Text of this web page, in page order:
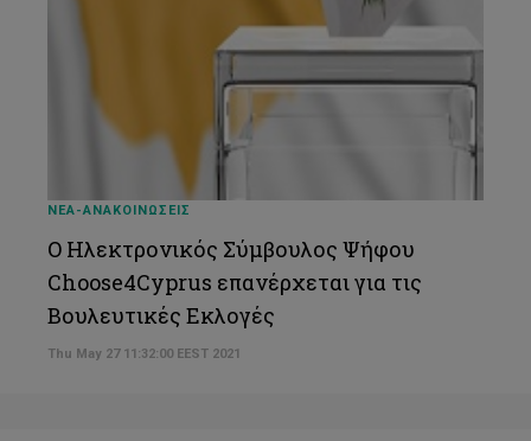
Χριστιάνα Παναγιώτου
Μαρία Ζένιου
Ζήνωνας Θεοδοσίου
Πασχαλία (Λία) Σπυρίδου
Χριστίνα Φασουλή
Αγγελική Γαζή
ΝΕΑ-ΑΝΑΚΟΙΝΩΣΕΙΣ
Ο Ηλεκτρονικός Σύμβουλος Ψήφου
Choose4Cyprus επανέρχεται για τις
Βουλευτικές Εκλογές
Thu May 27 11:32:00 EEST 2021